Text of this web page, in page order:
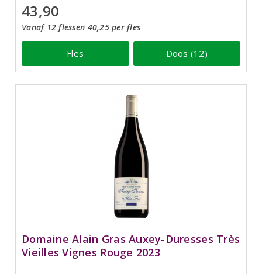
43,90
Vanaf 12 flessen 40,25 per fles
Fles Doos (12)
Domaine Alain Gras Auxey-Duresses Très
Vieilles Vignes Rouge 2023